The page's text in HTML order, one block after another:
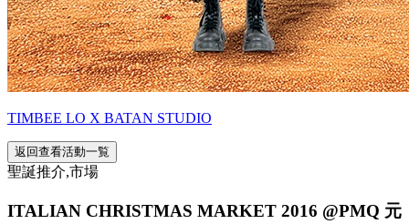
TIMBEE LO X BATAN STUDIO
返回查看活動一覧
聖誕推介,市場
ITALIAN CHRISTMAS MARKET 2016 @PMQ 元